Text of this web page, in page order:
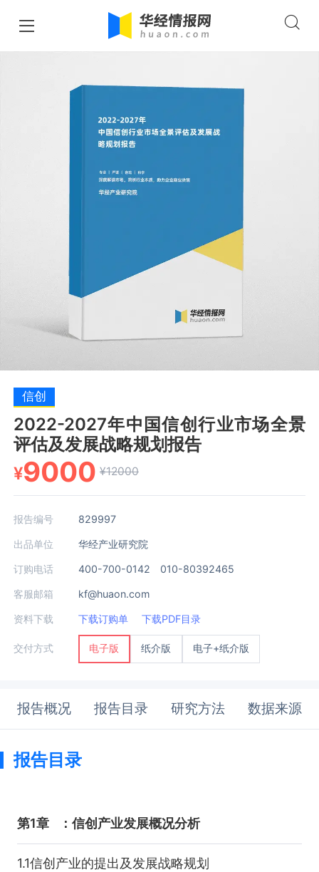
信创
2022-2027年中国信创行业市场全景
评估及发展战略规划报告
¥9000 ¥12000
报告编号 829997
出品单位 华经产业研究院
订购电话 400-700-0142 010-80392465
客服邮箱 kf@huaon.com
资料下载 下载订购单 下载PDF目录
交付方式 电子版 纸介版 电子+纸介版
报告概况 报告目录 研究方法 数据来源
报告目录
第1章 ：信创产业发展概况分析
1.1信创产业的提出及发展战略规划